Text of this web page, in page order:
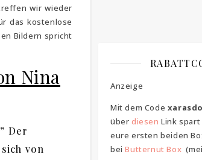
wir wieder
das kostenlose
Bildern spricht
Nina
Der
von
Anzeige
Mit dem Code
über diesen Link
eure ersten beiden
beiButternut Box